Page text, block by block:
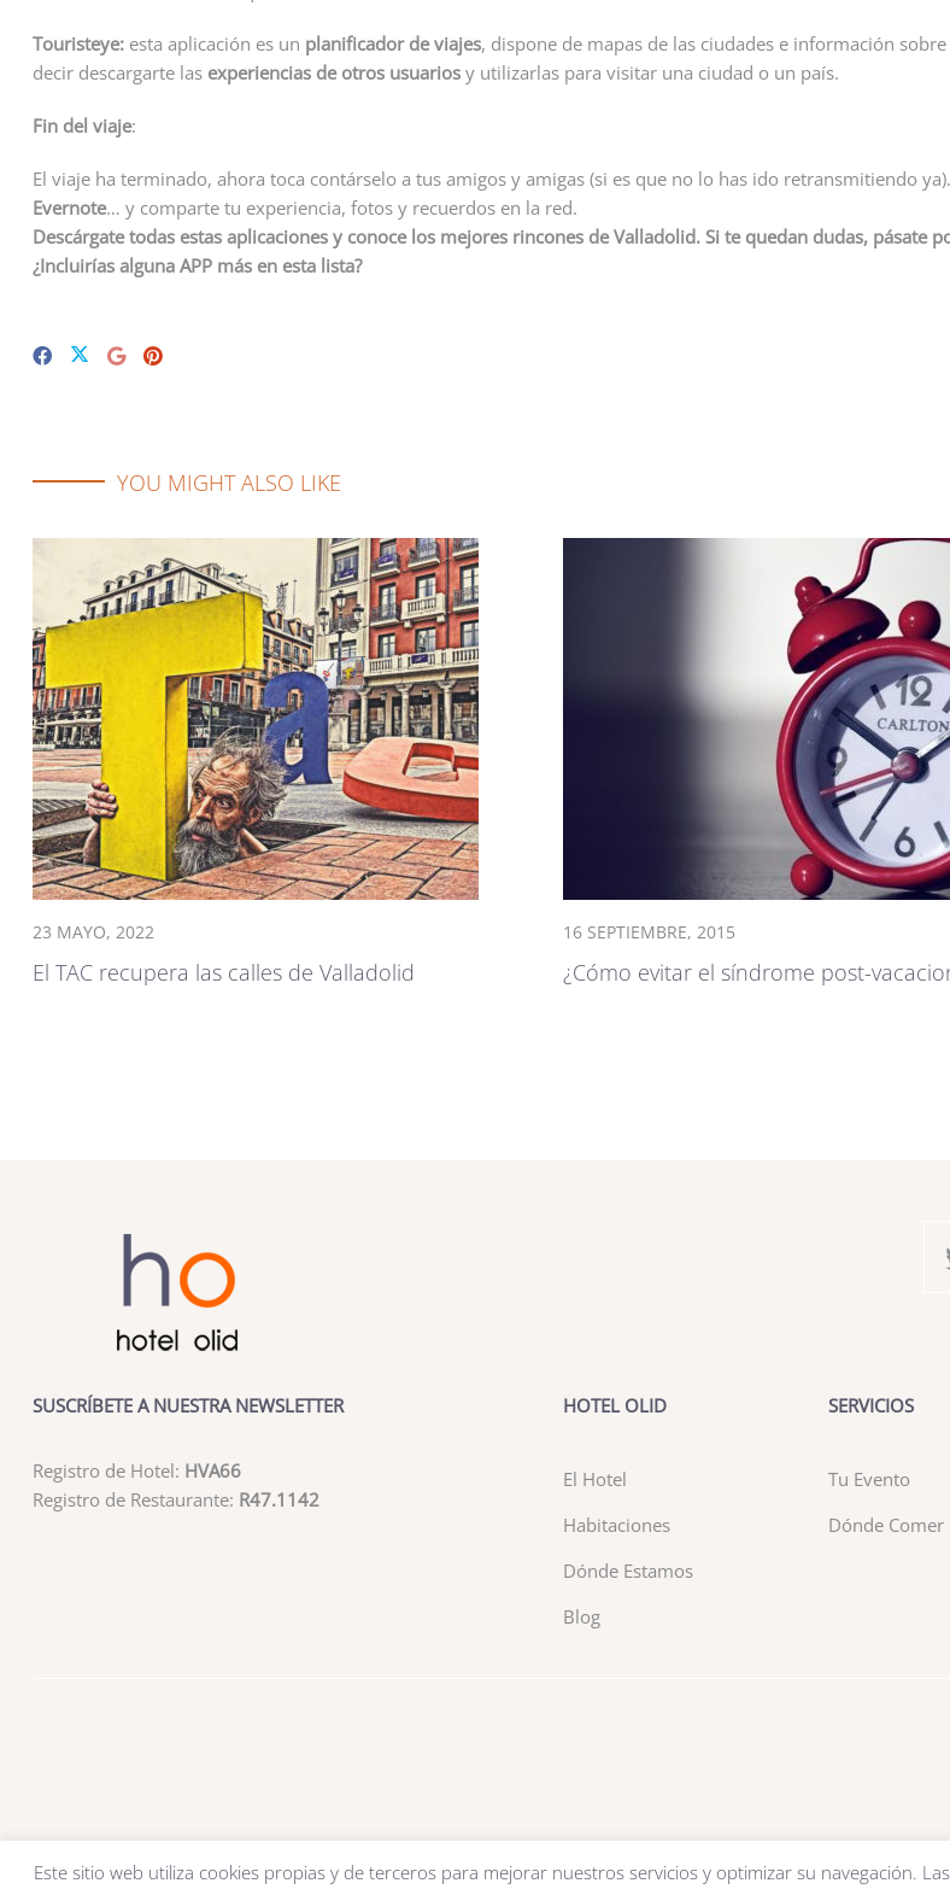
Touristeye: esta aplicación es un planificador de viajes, dispone de mapas de las ciudades e información
decir descargarte las experiencias de otros usuarios y utilizarlas para visitar una ciudad o un país.
Fin del viaje:
El viaje ha terminado, ahora toca contárselo a tus amigos y amigas (si es que no lo has ido retransmitiendo
Evernote… y comparte tu experiencia, fotos y recuerdos en la red.
Descárgate todas estas aplicaciones y conoce los mejores rincones de Valladolid. Si te quedan dudas,
¿Incluirías alguna APP más en esta lista?
YOU MIGHT ALSO LIKE
23 MAYO, 2022
El TAC recupera las calles de Valladolid
16 SEPTIEMBRE, 2015
¿Cómo evitar el síndrome post-
SUSCRÍBETE A NUESTRA NEWSLETTER
Registro de Hotel: HVA66
Registro de Restaurante: R47.1142
HOTEL OLID
El Hotel
Habitaciones
Dónde Estamos
Blog
SERVICIOS
Tu Evento
Dónde Comer
Este sitio web utiliza cookies propias y de terceros para mejorar nuestros servicios y optimizar su navegación.